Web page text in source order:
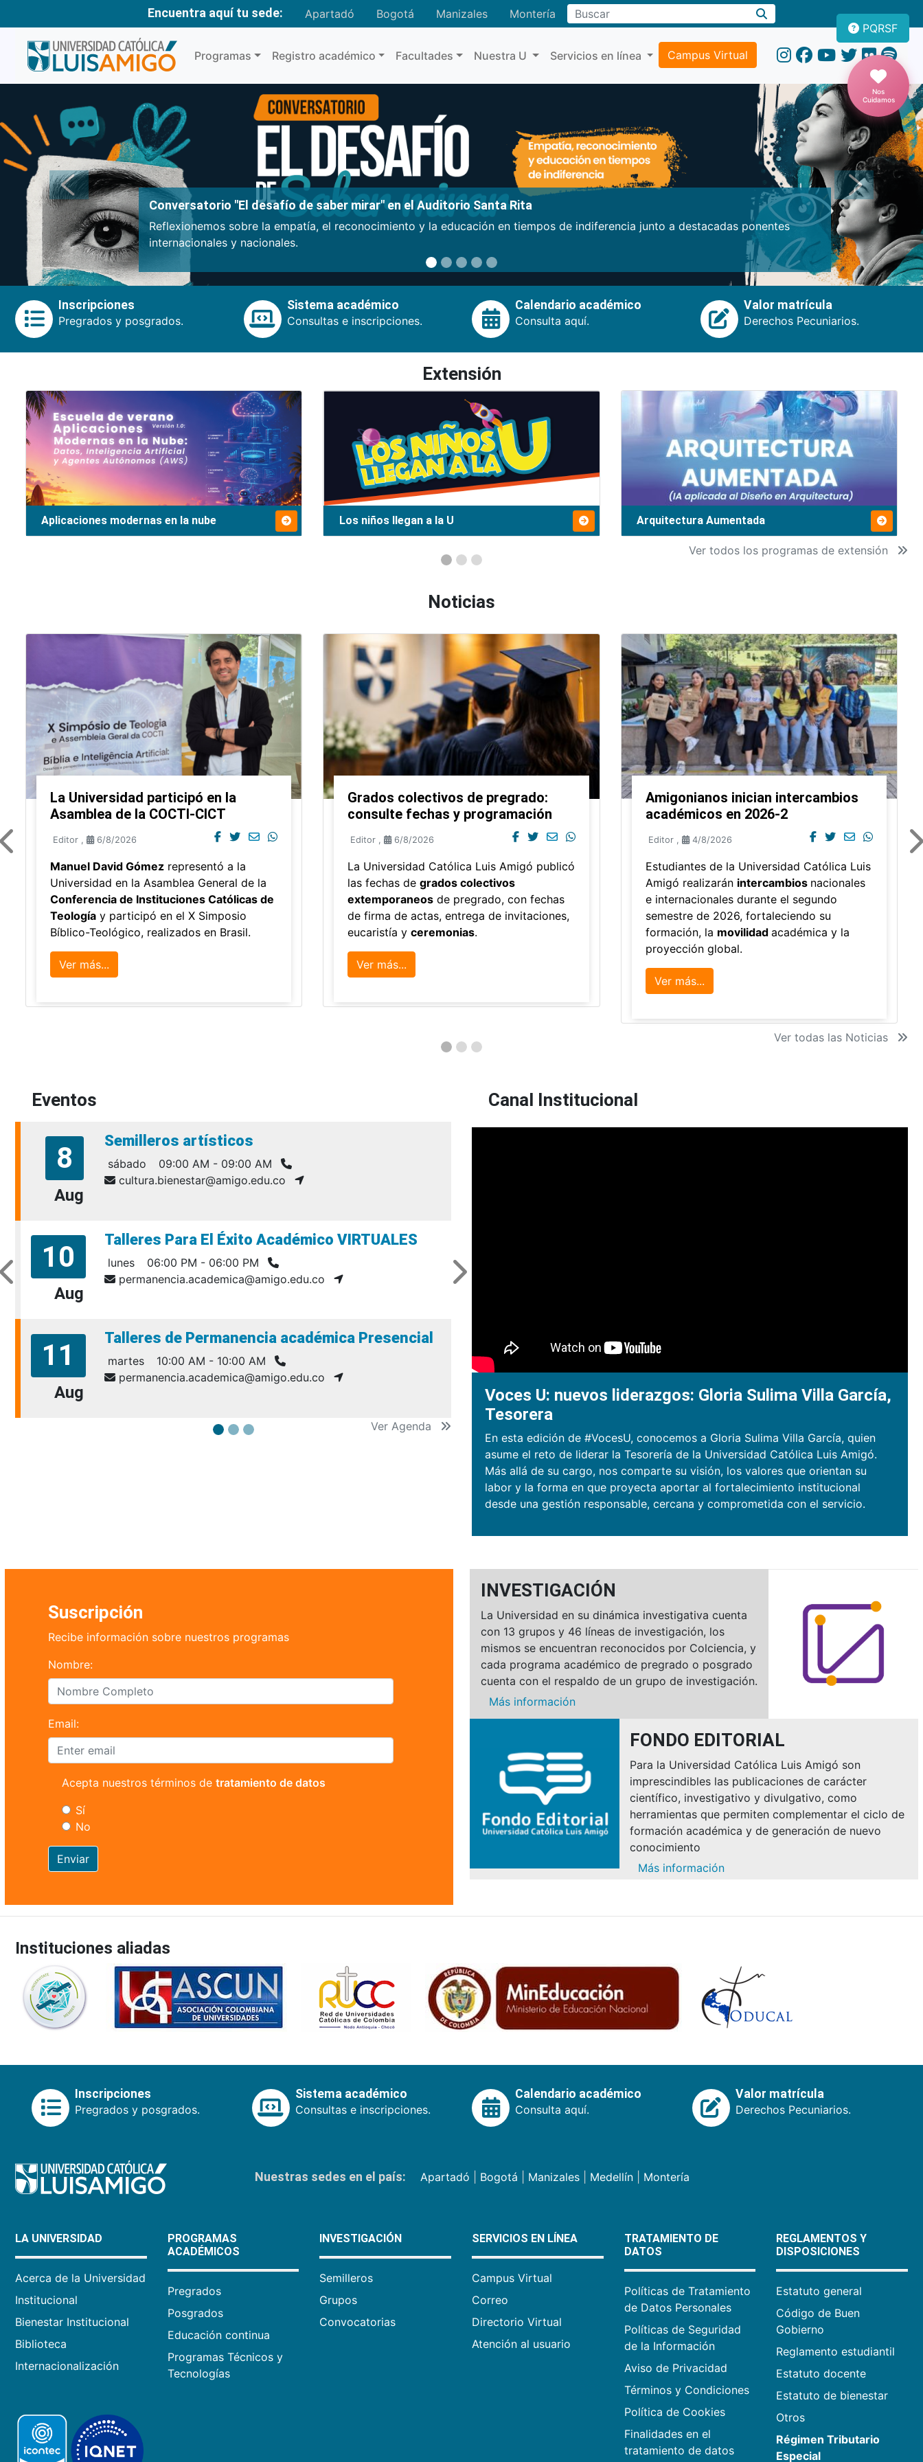
Encuentra aquí tu sede: Apartadó Bogotá Manizales MonteríaBuscar
Programas Registro académico Facultades Nuestra U Servicios en línea Campus Virtual
PQRSF
Nos
Cuidamos
Conversatorio "El desafío de saber mirar" en el Auditorio Santa Rita
Reflexionemos sobre la empatía, el reconocimiento y la educación en tiempos de indiferencia junto a destacadas ponentes
internacionales y nacionales.
Anterior Próxima
Inscripciones
Pregrados y posgrados.
Sistema académico
Consultas e inscripciones.
Calendario académico
Consulta aquí.
Valor matrícula
Derechos Pecuniarios.
Extensión
Aplicaciones modernas en la nube Los niños llegan a la U Arquitectura Aumentada
Ver todos los programas de extensión
Noticias
La Universidad participó en la
Asamblea de la COCTI-CICT
Editor , 6/8/2026
Manuel David Gómez representó a la
Universidad en la Asamblea General de la
Conferencia de Instituciones Católicas de
Teología y participó en el X Simposio
Bíblico-Teológico, realizados en Brasil.
Ver más...
Grados colectivos de pregrado:
consulte fechas y programación
Editor , 6/8/2026
La Universidad Católica Luis Amigó publicó
las fechas degrados colectivos
extemporaneos de pregrado, con fechas
de firma de actas, entrega de invitaciones,
eucaristía yceremonias.
Ver más...
Amigonianos inician intercambios
académicos en 2026-2
Editor , 4/8/2026
Estudiantes de la Universidad Católica Luis
Amigó realizarán intercambios nacionales
e internacionales durante el segundo
semestre de 2026, fortaleciendo su
formación, la movilidad académica y la
proyección global.
Ver más...
Ver todas las Noticias
Eventos
8
Aug
Semilleros artísticos
sábado
09:00 AM - 09:00 AM
cultura.bienestar@amigo.edu.co
10
Aug
Talleres Para El Éxito Académico VIRTUALES
lunes
06:00 PM - 06:00 PM
permanencia.academica@amigo.edu.co
11
Aug
Talleres de Permanencia académica Presencial
martes
10:00 AM - 10:00 AM
permanencia.academica@amigo.edu.co
Ver Agenda
Canal Institucional
Voces U: nuevos liderazgos: Gloria Sulima Villa García,
Tesorera
En esta edición de #VocesU, conocemos a Gloria Sulima Villa García, quien
asume el reto de liderar la Tesorería de la Universidad Católica Luis Amigó.
Más allá de su cargo, nos comparte su visión, los valores que orientan su
labor y la forma en que proyecta aportar al fortalecimiento institucional
desde una gestión responsable, cercana y comprometida con el servicio.
Suscripción
Recibe información sobre nuestros programas
Nombre:
Email:
Acepta nuestros términos de tratamiento de datos
Sí
No
Enviar
INVESTIGACIÓN
La Universidad en su dinámica investigativa cuenta
con 13 grupos y 46 líneas de investigación, los
mismos se encuentran reconocidos por Colciencia, y
cada programa académico de pregrado o posgrado
cuenta con el respaldo de un grupo de investigación.
Más información
FONDO EDITORIAL
Para la Universidad Católica Luis Amigó son
imprescindibles las publicaciones de carácter
científico, investigativo y divulgativo, como
herramientas que permiten complementar el ciclo de
formación académica y de generación de nuevo
conocimiento
Más información
Instituciones aliadas
Inscripciones
Pregrados y posgrados.
Sistema académico
Consultas e inscripciones.
Calendario académico
Consulta aquí.
Valor matrícula
Derechos Pecuniarios.
Nuestras sedes en el país: Apartadó Bogotá Manizales| Medellín| Montería
LA UNIVERSIDAD
Acerca de la Universidad
Institucional
Bienestar Institucional
Biblioteca
Internacionalización
PROGRAMAS
ACADÉMICOS
Pregrados
Posgrados
Educación continua
Programas Técnicos y
Tecnologías
INVESTIGACIÓN
Semilleros
Grupos
Convocatorias
SERVICIOS EN LÍNEA
Campus Virtual
Correo
Directorio Virtual
Atención al usuario
TRATAMIENTO DE
DATOS
Políticas de Tratamiento
de Datos Personales
Políticas de Seguridad
de la Información
Aviso de Privacidad
Términos y Condiciones
Política de Cookies
Finalidades en el
tratamiento de datos
REGLAMENTOS Y
DISPOSICIONES
Estatuto general
Código de Buen
Gobierno
Reglamento estudiantil
Estatuto docente
Estatuto de bienestar
Otros
Régimen Tributario
Especial